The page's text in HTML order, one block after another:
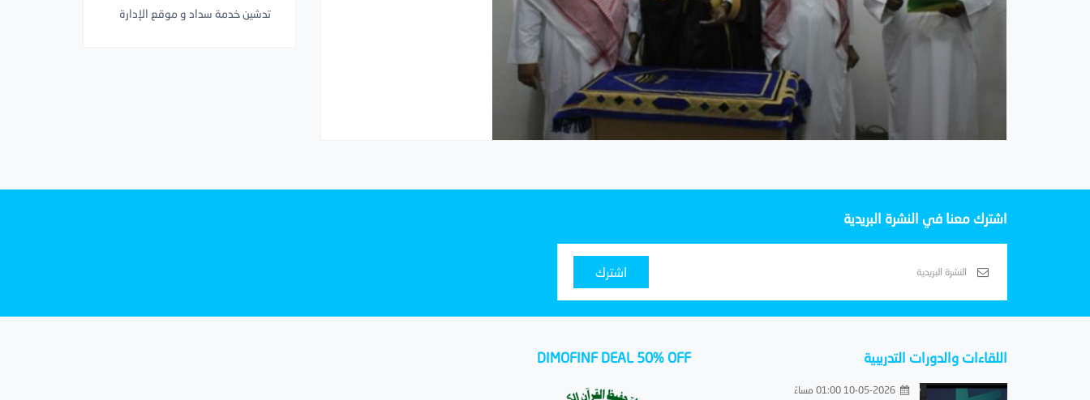
تدشين خدمة سداد و موقع الإدارة
اشترك معنا في النشرة البريدية
اشترك
اللقاءات والدورات التدريبية DIMOFINF DEAL 50% OFF